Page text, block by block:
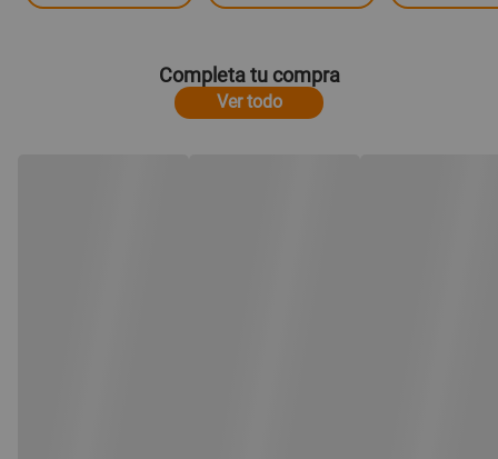
Completa tu compra
Ver todo